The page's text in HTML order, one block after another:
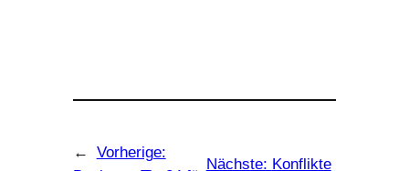
←
Vorherige:
Nächste: Konflikte